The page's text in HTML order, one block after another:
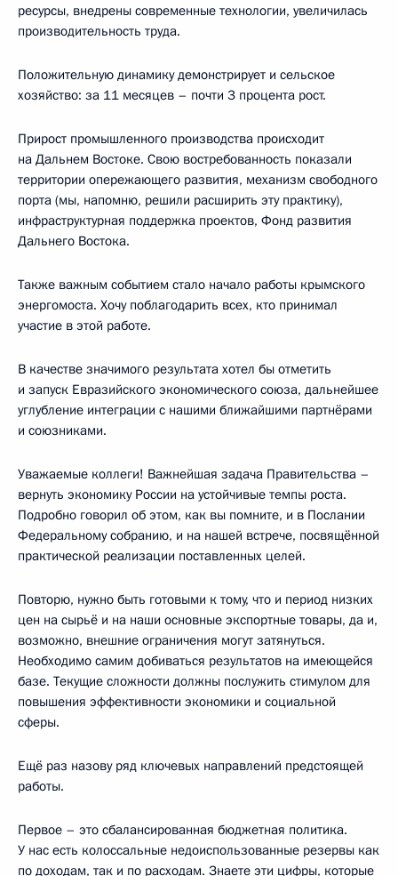
ресурсы, внедрены современные технологии, увеличилась
производительность труда.
Положительную динамику демонстрирует и сельское
хозяйство: за 11 месяцев – почти 3 процента рост.
Прирост промышленного производства происходит
на Дальнем Востоке. Свою востребованность показали
территории опережающего развития, механизм свободного
порта (мы, напомню, решили расширить эту практику),
инфраструктурная поддержка проектов, Фонд развития
Дальнего Востока.
Также важным событием стало начало работы крымского
энергомоста. Хочу поблагодарить всех, кто принимал
участие в этой работе.
В качестве значимого результата хотел бы отметить
и запуск Евразийского экономического союза, дальнейшее
углубление интеграции с нашими ближайшими партнёрами
и союзниками.
Уважаемые коллеги! Важнейшая задача Правительства –
вернуть экономику России на устойчивые темпы роста.
Подробно говорил об этом, как вы помните, и в Послании
Федеральному собранию, и на нашей встрече, посвящённой
практической реализации поставленных целей.
Повторю, нужно быть готовыми к тому, что и период низких
цен на сырьё и на наши основные экспортные товары, да и,
возможно, внешние ограничения могут затянуться.
Необходимо самим добиваться результатов на имеющейся
базе. Текущие сложности должны послужить стимулом для
повышения эффективности экономики и социальной
сферы.
Ещё раз назову ряд ключевых направлений предстоящей
работы.
Первое – это сбалансированная бюджетная политика.
У нас есть колоссальные недоиспользованные резервы как
по доходам, так и по расходам. Знаете эти цифры, которые